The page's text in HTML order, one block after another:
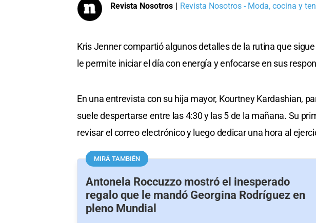
Revista Nosotros | Revista Nosotros - Moda, cocina y
Kris Jenner compartió algunos detalles de la rutina que
le permite iniciar el día con energía y enfocarse en sus
En una entrevista con su hija mayor, Kourtney Kardashian,
suele despertarse entre las 4:30 y las 5 de la mañana. Su
revisar el correo electrónico y luego dedicar una hora al
MIRÁ TAMBIÉN
Antonela Roccuzzo mostró el inesperado
regalo que le mandó Georgina Rodríguez en
pleno Mundial